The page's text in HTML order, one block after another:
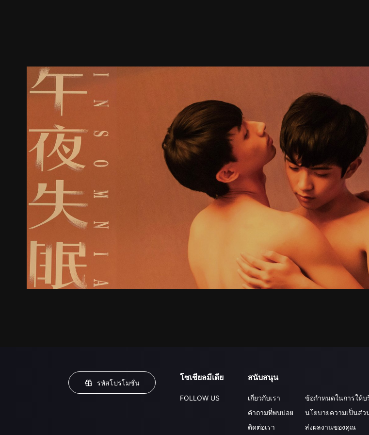
ตัวอย่าง รายละเอียด
รหัสโปรโมชั่น
โซเชียลมีเดีย
FOLLOW US
สนับสนุน
เกี่ยวกับเรา
คำถามที่พบบ่อย
ติดต่อเรา
ข้อกำหนดในการให้บ
นโยบายความเป็นส่ว
ส่งผลงานของคุณ